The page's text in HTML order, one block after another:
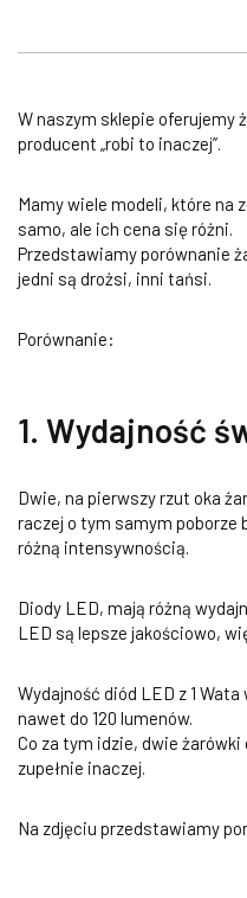
W naszym sklepie oferujemy
producent „robi to inaczej”.
Mamy wiele modeli, które na
samo, ale ich cena się różni.
Przedstawiamy porównanie
jedni są drożsi, inni tańsi.
Porównanie:
1. Wydajność
Dwie, na pierwszy rzut oka
raczej o tym samym poborze
różną intensywnością.
Diody LED, mają różną
LED są lepsze jakościowo,
Wydajność diód LED z 1
nawet do 120 lumenów.
Co za tym idzie, dwie żarówki
zupełnie inaczej.
Na zdjęciu przedstawiamy